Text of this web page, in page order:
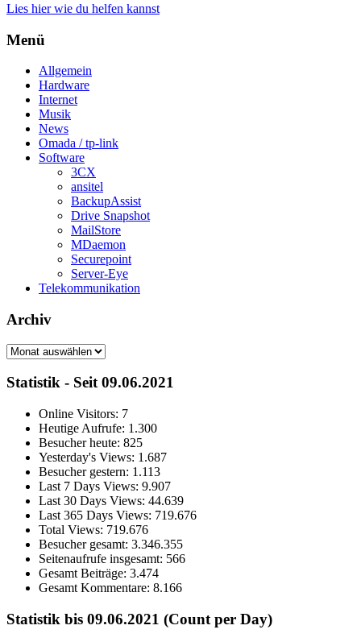
Lies hier wie du helfen kannst
Menü
Allgemein
Hardware
Internet
Musik
News
Omada / tp-link
Software
3CX
ansitel
BackupAssist
Drive Snapshot
MailStore
MDaemon
Securepoint
Server-Eye
Telekommunikation
Archiv
Archiv
Statistik - Seit 09.06.2021
Online Visitors: 7
Heutige Aufrufe: 1.300
Besucher heute: 825
Yesterday's Views: 1.687
Besucher gestern: 1.113
Last 7 Days Views: 9.907
Last 30 Days Views: 44.639
Last 365 Days Views: 719.676
Total Views: 719.676
Besucher gesamt: 3.346.355
Seitenaufrufe insgesamt: 566
Gesamt Beiträge: 3.474
Gesamt Kommentare: 8.166
Statistik bis 09.06.2021 (Count per Day)